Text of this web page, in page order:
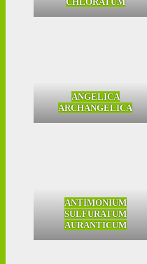
ANGELICA
ARCHANGELICA
ANTIMONIUM
SULFURATUM
AURANTICUM